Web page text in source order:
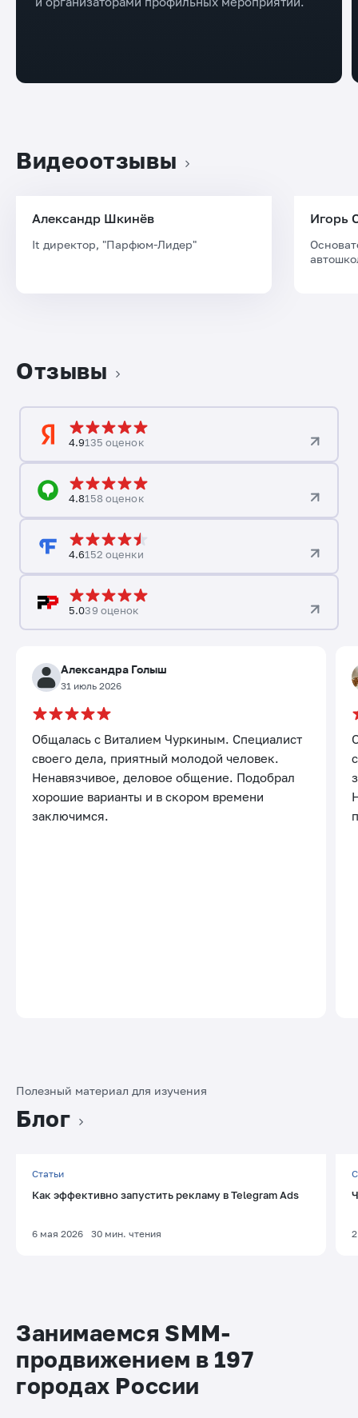
Видеоотзывы
Александр Шкинёв
It директор, "Парфюм-Лидер"
Игорь
Отзывы
4.9135 оценок
4.8158 оценок
4.6152 оценки
5.039 оценок
Александра Голыш
31 июль 2026
Общалась с Виталием Чуркиным. Специалист
своего дела, приятный молодой человек.
Ненавязчивое, деловое общение. Подобрал
хорошие варианты и в скором времени
заключимся.
Полезный материал для изучения
Блог
Статьи
Как эффективно запустить рекламу в Telegram Ads
6 мая 2026 30 мин. чтения
Занимаемся SMM-
продвижением в 197
городах России